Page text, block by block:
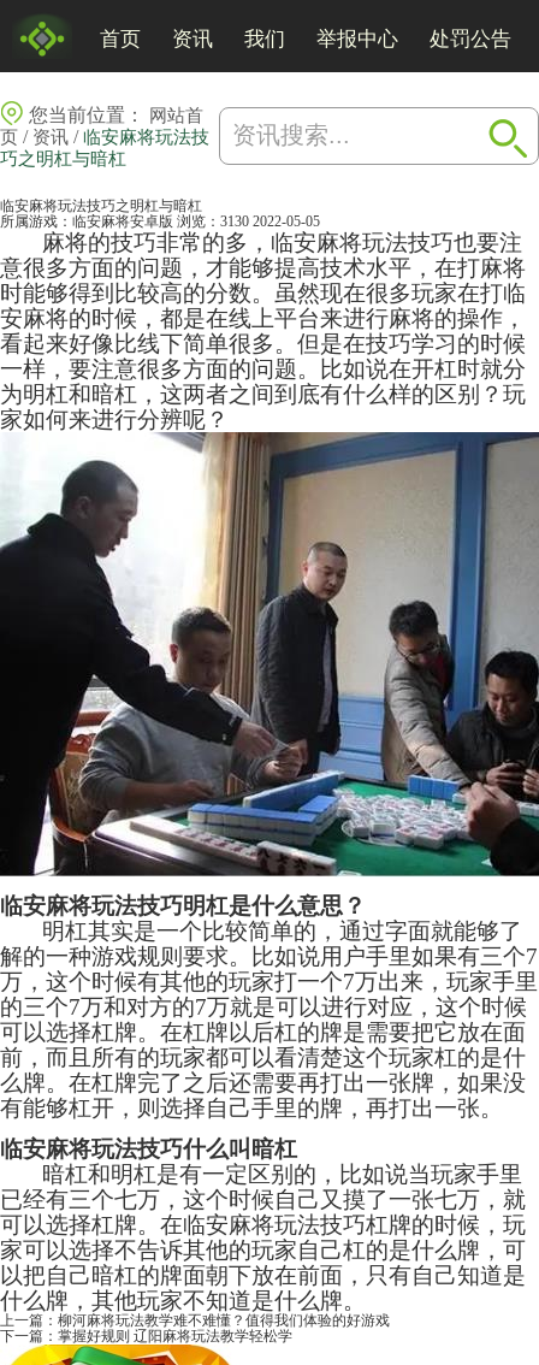
首页 资讯 我们 举报中心 处罚公告
您当前位置：
网站首
页 / 资讯 /临安麻将玩法技
巧之明杠与暗杠
临安麻将玩法技巧之明杠与暗杠
所属游戏： 临安麻将安卓版 浏览：3130 2022-05-05
麻将的技巧非常的多， 临安麻将玩法技巧也要注
意很多方面的问题，才能够提高技术水平，在打麻将
时能够得到比较高的分数。虽然现在很多玩家在打临
安麻将的时候，都是在线上平台来进行麻将的操作，
看起来好像比线下简单很多。但是在技巧学习的时候
一样，要注意很多方面的问题。比如说在开杠时就分
为明杠和暗杠，这两者之间到底有什么样的区别？玩
家如何来进行分辨呢？
临安麻将玩法技巧明杠是什么意思？
明杠其实是一个比较简单的，通过字面就能够了
解的一种游戏规则要求。比如说用户手里如果有三个7
万，这个时候有其他的玩家打一个7万出来，玩家手里
的三个7万和对方的7万就是可以进行对应，这个时候
可以选择杠牌。在杠牌以后杠的牌是需要把它放在面
前，而且所有的玩家都可以看清楚这个玩家杠的是什
么牌。在杠牌完了之后还需要再打出一张牌，如果没
有能够杠开，则选择自己手里的牌，再打出一张。
临安麻将玩法技巧什么叫暗杠
暗杠和明杠是有一定区别的，比如说当玩家手里
已经有三个七万，这个时候自己又摸了一张七万，就
可以选择杠牌。在临安麻将玩法技巧杠牌的时候，玩
家可以选择不告诉其他的玩家自己杠的是什么牌，可
以把自己暗杠的牌面朝下放在前面，只有自己知道是
什么牌，其他玩家不知道是什么牌。
上一篇： 柳河麻将玩法教学难不难懂？值得我们体验的好游戏
下一篇： 掌握好规则 辽阳麻将玩法教学轻松学